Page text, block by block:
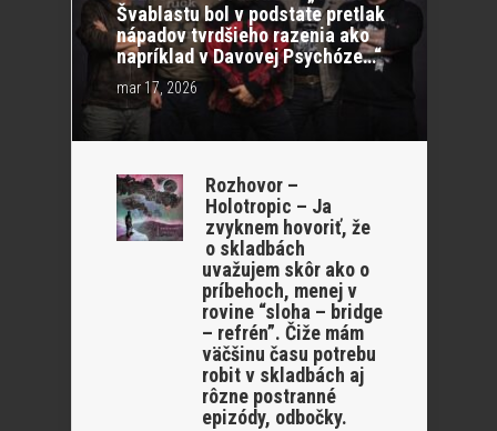
Švablastu bol v podstate pretlak
nápadov tvrdšieho razenia ako
napríklad v Davovej Psychóze…“
mar 17, 2026
Rozhovor –
Holotropic – Ja
zvyknem hovoriť, že
o skladbách
uvažujem skôr ako o
príbehoch, menej v
rovine “sloha – bridge
– refrén”. Čiže mám
väčšinu času potrebu
robit v skladbách aj
rôzne postranné
epizódy, odbočky.